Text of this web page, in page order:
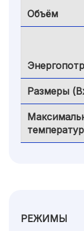
Объём
Размеры
РЕЖИМЫ